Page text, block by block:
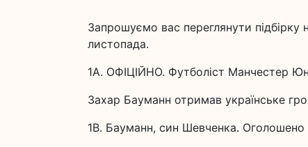
Запрошуємо вас переглянути
листопада.
1A. ОФІЦІЙНО. Футболіст Манчестер
Захар Бауманн отримав українське
1B. Бауманн, син Шевченка. Оголошено